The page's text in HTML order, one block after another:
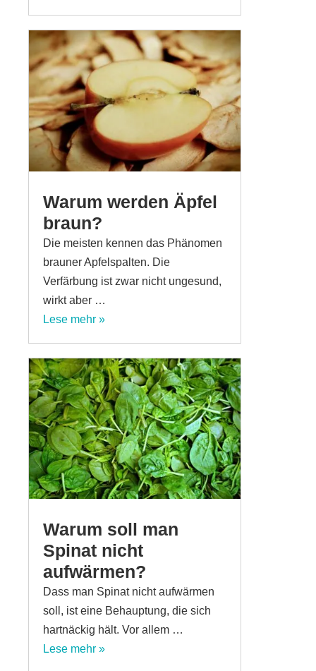
Warum werden Äpfel
braun?
Die meisten kennen das Phänomen
brauner Apfelspalten. Die
Verfärbung ist zwar nicht ungesund,
wirkt aber …
Lese mehr »
Warum soll man
Spinat nicht
aufwärmen?
Dass man Spinat nicht aufwärmen
soll, ist eine Behauptung, die sich
hartnäckig hält. Vor allem …
Lese mehr »